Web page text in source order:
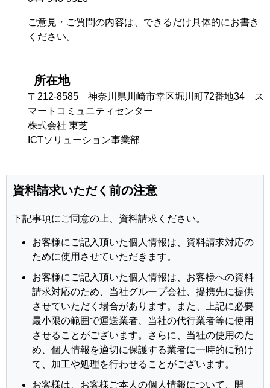
ご意見・ご質問の内容は、できるだけ具体的にお書き
ください。
所在地
〒212-8585 神奈川県川崎市幸区堀川町72番地34 ス
マートコミュニティセンター
株式会社 東芝
ICTソリューション事業部
資料請求いただく前の注意
下記事項にご同意の上、資料請求ください。
お客様にご記入頂いた個人情報は、資料請求対応の
ために使用させていただきます。
お客様にご記入頂いた個人情報は、お客様への資料
請求対応のため、当社グループ会社、提携先に提供
させていただく場合があります。また、上記に必要
最小限の範囲で運送業者、当社の代行業者等に使用
させることがございます。さらに、当社の使用のた
め、個人情報を適切に保護する業者に一時的に預け
て、加工や処理を行わせることがございます。
お客様は、お客様ご本人の個人情報について、開